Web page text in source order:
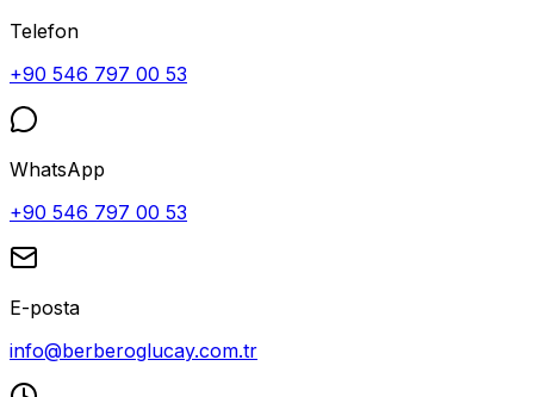
Telefon
+90 546 797 00 53
WhatsApp
+90 546 797 00 53
E-posta
info@berberoglucay.com.tr